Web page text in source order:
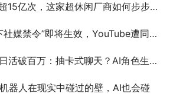
亿次，这家超休闲厂商如何步步为赢？
，YouTube遭同行“背刺”进入名单，社媒巨头们如何应对合规大考？
聊天？AI角色生成器？以及它是如何聚集英美众多二次元创作者的
器人在现实中碰过的壁，AI也会碰